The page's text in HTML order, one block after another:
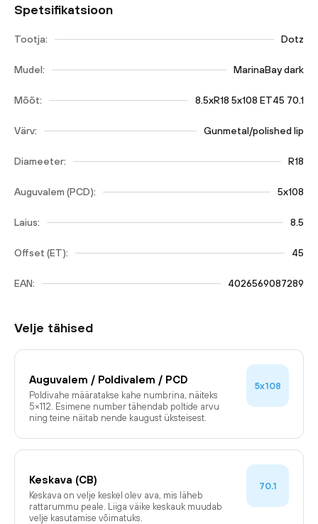
Spetsifikatsioon
Tootja: Dotz
Mudel: MarinaBay dark
Mõõt: 8.5xR18 5x108 ET45 70.1
Värv: Gunmetal/polished lip
Diameeter: R18
Auguvalem (PCD): 5x108
Laius: 8.5
Offset (ET): 45
EAN: 4026569087289
Velje tähised
Auguvalem / Poldivalem / PCD
Poldivahe määratakse kahe numbrina, näiteks
5×112. Esimene number tähendab poltide arvu
ning teine näitab nende kaugust üksteisest.
5x108
Keskava (CB)
Keskava on velje keskel olev ava, mis läheb
rattarummu peale. Liiga väike keskauk muudab
velje kasutamise võimatuks.
70.1